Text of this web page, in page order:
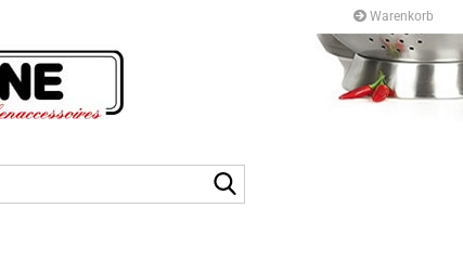
Warenkorb